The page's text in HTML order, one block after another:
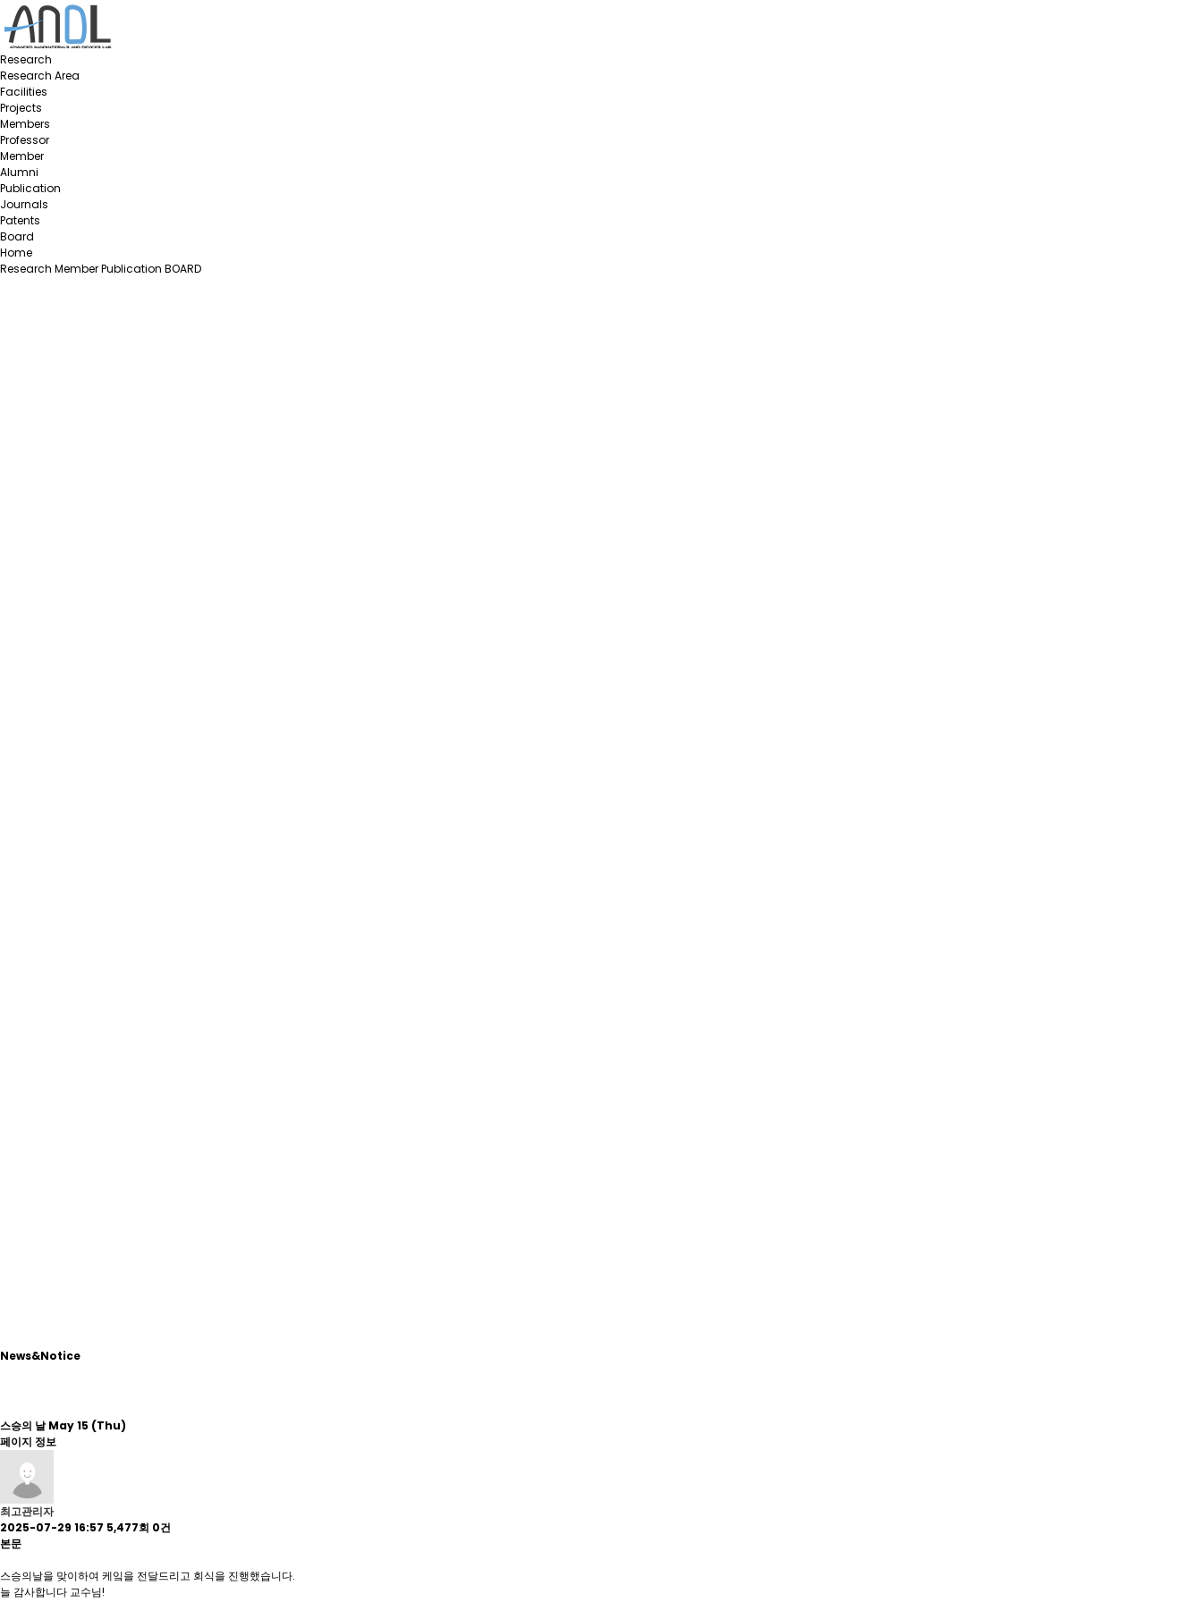
Research
Research Area
Facilities
Projects
Members
Professor
Member
Alumni
Publication
Journals
Patents
Board
Home
Research MemberPublication BOARD
News&Notice
스승의 날 May 15 (Thu)
페이지 정보
최고관리자
2025-07-29 16:57 5,477회 0건
본문
스승의날을 맞이하여 케잌을 전달드리고 회식을 진행했습니다.
늘 감사합니다 교수님!